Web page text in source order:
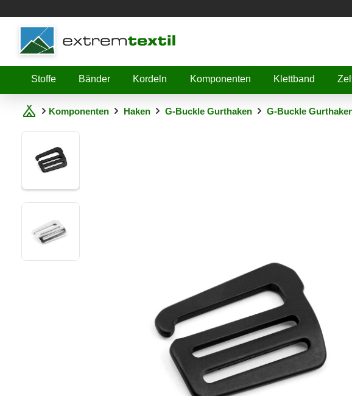
Shopware
Stoffe
Bänder Kordeln Komponenten Klettband
Komponenten Haken G-Buckle Gurthaken G-Buckle